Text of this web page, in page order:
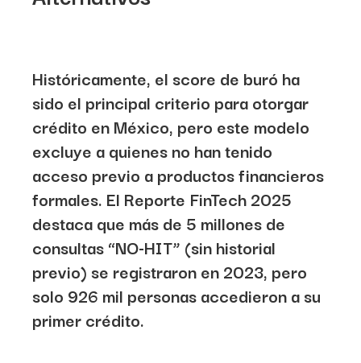
Históricamente, el score de buró ha
sido el principal criterio para otorgar
crédito en México, pero este modelo
excluye a quienes no han tenido
acceso previo a productos financieros
formales. El Reporte FinTech 2025
destaca que más de 5 millones de
consultas “NO-HIT” (sin historial
previo) se registraron en 2023, pero
solo 926 mil personas accedieron a su
primer crédito.